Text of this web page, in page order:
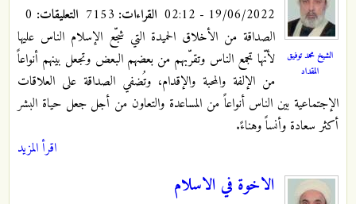
الشيخ محمد توفيق
المقداد
19/06/2022 - 02:12 القراءات: التعليقات:
الصداقة من الأخلاق الحميدة التي شجّع الإسلام الناس عليها
لأنّها تجمع الناس وتقرّبهم من بعضهم البعض وتجعل بينهم أنواعاً
من الإلفة والمحبة والإقدام، وتُضفي الصداقة على العلاقات
الإجتماعية بين الناس أنواعاً من المساعدة والتعاون من أجل جعل حياة البشر
أكثر سعادة وأنساً وهناءً.
اقرأ المزيد
الاخوة في الاسلام